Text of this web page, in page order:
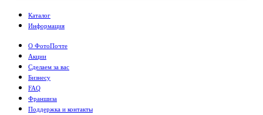
Каталог
Информация
О ФотоПочте
Акции
Сделаем за вас
Бизнесу
FAQ
Франшиза
Поддержка и контакты